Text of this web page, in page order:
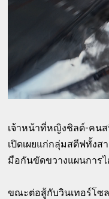
เจ้าหน้าที่หญิงชิลด์-คนส
เปิดเผยแก่กลุ่มสตีฟทั้ง
มือกันขัดขวางแผนการ
ขณะต่อสู้กับวินเทอร์โซ